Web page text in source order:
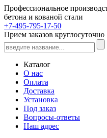
Профессиональное
бетона и кованой стали
+7-495-795-17-50
Прием заказов круглосуточно
Каталог
О нас
Оплата
Доставка
Установка
Под заказ
Вопросы-ответы
Наш адрес